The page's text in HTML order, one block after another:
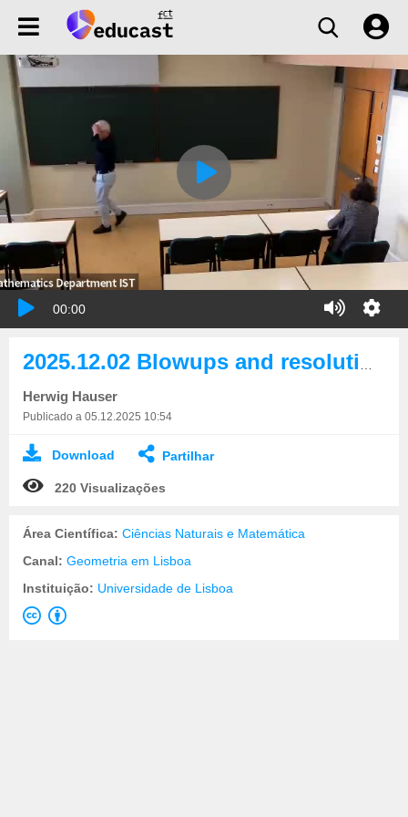
00:00
Herwig Hauser
Publicado a 05.12.2025 10:54
Download Partilhar
220 Visualizações
Área Científica: Ciências Naturais e Matemática
Canal: Geometria em Lisboa
Instituição: Universidade de Lisboa